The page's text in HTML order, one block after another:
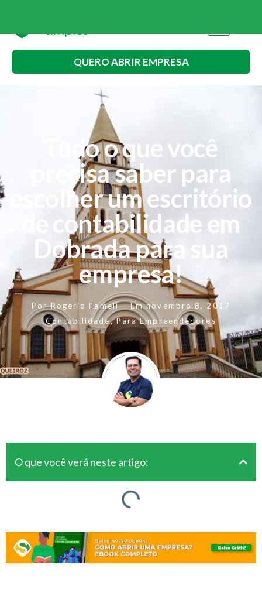
QUERO ABRIR EMPRESA
Tudo o que você
precisa saber para
escolher um escritório
de contabilidade em
Dobrada para sua
empresa!
PorRogerio Fameli Em novembro 8, 2017
Contabilidade,Para Empreendedores
O que você verá neste artigo: